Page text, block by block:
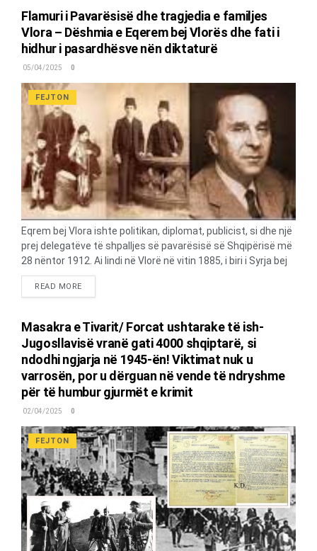
nën ndikimin e reaksionit. Me këtë nënkuptonte ndjenjat
patriotike dhe kontributin e nacionalistëve çamë, të cilët
kishin mbajtur një qëndrim të distancuar ndaj lëvizjes
komuniste. Pjesa dërrmuese e popullsisë çame, gjeti
mbështetje te banorët e Konispolit, Shalësit dhe fshatrave
përqark, duke u përhapur më pas në të gjitha qytetet e
Shqipërisë. Sipas dokumentacionit, 95% e tyre vuanin për
strehim dhe kushtet...
Flamuri i Pavarësisë dhe tragjedia e familjes
Vlora – Dëshmia e Eqerem bej Vlorës dhe fati i
hidhur i pasardhësve nën diktaturë
05/04/2025 0
FEJTON
Eqrem bej Vlora ishte politikan, diplomat, publicist, si dhe një
prej delegatëve të shpalljes së pavarësisë së Shqipërisë më
28 nëntor 1912. Ai lindi në Vlorë në vitin 1885, i biri i Syrja bej
Vlorës dhe Mihri Toptanit, anëtar i një prej familjeve më të
pasura të jugut të Shqipërisë. Kreu liceun “Theresianum” në
me rëndësi në Perandorinë Osmane. Më vonë u bashkua me
xhaxhanë e tij, Ismal Qemal Vlorën, në lëvizjen për
pavarësinë e Shqipërisë. Pas shpalljes së Pavarësisë u
zgjodh nënkryetar i Pleqësisë. Ai ishte një mbështetës i
njohur i Fuqive Qendrore gjatë Luftës së Parë Botërore arsye
për të cilën ai u arrestua nga italianët, por...
READ MOREDETAILS
Masakra e Tivarit/ Forcat ushtarake të ish-
Jugosllavisë vranë gati 4000 shqiptarë, si
ndodhi ngjarja në 1945-ën! Viktimat nuk u
varrosën, por u dërguan në vende të ndryshme
për të humbur gjurmët e krimit
02/04/2025 0
FEJTON